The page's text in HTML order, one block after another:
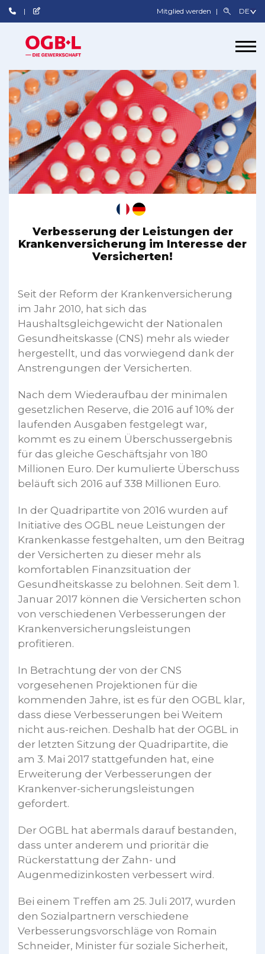
Mitglied werden
Verbesserung der Leistungen der
Krankenversicherung im Interesse der
Versicherten!
Seit der Reform der Krankenversicherung
im Jahr 2010, hat sich das
Haushaltsgleichgewicht der Nationalen
Gesundheitskasse (CNS) mehr als wieder
hergestellt, und das vorwiegend dank der
Anstrengungen der Versicherten.
Nach dem Wiederaufbau der minimalen
gesetzlichen Reserve, die 2016 auf 10% der
laufenden Ausgaben festgelegt war,
kommt es zu einem Überschussergebnis
für das gleiche Geschäftsjahr von 180
Millionen Euro. Der kumulierte Überschuss
beläuft sich 2016 auf 338 Millionen Euro.
In der Quadripartite von 2016 wurden auf
Initiative des OGBL neue Leistungen der
Krankenkasse festgehalten, um den Beitrag
der Versicherten zu dieser mehr als
komfortablen Finanzsituation der
Gesundheitskasse zu belohnen. Seit dem 1.
Januar 2017 können die Versicherten schon
von verschiedenen Verbesserungen der
Krankenversicherungsleistungen
profitieren.
In Betrachtung der von der CNS
vorgesehenen Projektionen für die
kommenden Jahre, ist es für den OGBL klar,
dass diese Verbesserungen bei Weitem
nicht aus-reichen. Deshalb hat der OGBL in
der letzten Sitzung der Quadripartite, die
am 3. Mai 2017 stattgefunden hat, eine
Erweiterung der Verbesserungen der
Krankenver-sicherungsleistungen
gefordert.
Der OGBL hat abermals darauf bestanden,
dass unter anderem und prioritär die
Rückerstattung der Zahn- und
Augenmedizinkosten verbessert wird.
Bei einem Treffen am 25. Juli 2017, wurden
den Sozialpartnern verschiedene
Verbesserungsvorschläge von Romain
Schneider, Minister für soziale Sicherheit,